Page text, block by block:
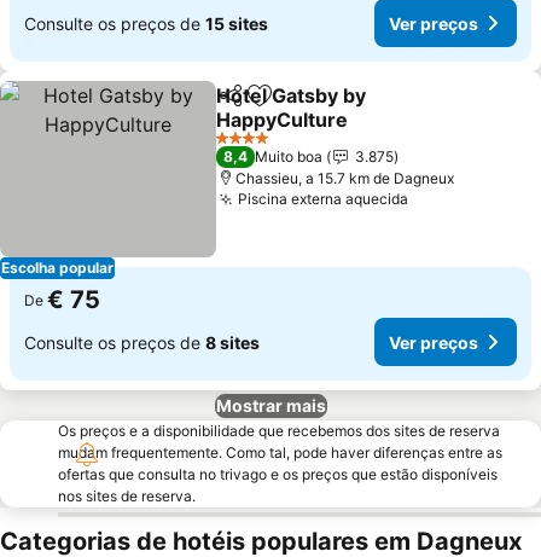
Consulte os preços de 15 sites Ver preços
Escolha popular
PartilharAdicionar aos favoritos
Hotel Gatsby by
HappyCulture
Ver preços
4 Estrelas
8,4 Muito boa
3.875
Chassieu, a 15.7 km de Dagneux
Piscina externa aquecida
De € 75
Consulte os preços de 8 sites Ver preços
Mostrar mais
Os preços e a disponibilidade que recebemos dos sites de reserva
mudam frequentemente. Como tal, pode haver diferenças entre as
ofertas que consulta no trivago e os preços que estão disponíveis
nos sites de reserva.
Categorias de hotéis populares em Dagneux